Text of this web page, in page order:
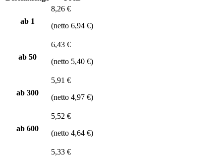
ab 1
8,26 €
(netto 6,94 €)
ab 50
6,43 €
(netto 5,40 €)
ab 300
5,91 €
(netto 4,97 €)
ab 600
5,52 €
(netto 4,64 €)
5,33 €